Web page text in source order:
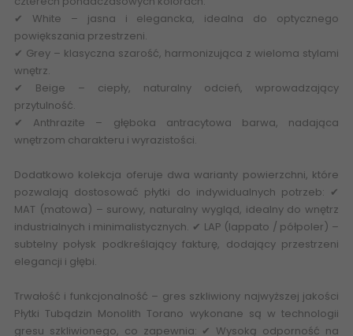
✔ White – jasna i elegancka, idealna do optycznego
powiększania przestrzeni.
✔ Grey – klasyczna szarość, harmonizująca z wieloma stylami
wnętrz.
✔ Beige – ciepły, naturalny odcień, wprowadzający
przytulność.
✔ Anthrazite – głęboka antracytowa barwa, nadająca
wnętrzom charakteru i wyrazistości.
Dodatkowo kolekcja oferuje dwa warianty powierzchni, które
pozwalają dostosować płytki do indywidualnych potrzeb: ✔
MAT (matowa) – surowy, naturalny wygląd, idealny do wnętrz
industrialnych i minimalistycznych. ✔ LAP (lappato / półpoler) –
subtelny połysk podkreślający fakturę, dodający przestrzeni
elegancji i głębi.
Trwałość i funkcjonalność – gres szkliwiony najwyższej jakości
Płytki Tubądzin Monolith Torano wykonane są w technologii
gresu szkliwionego, co zapewnia: ✔ Wysoką odporność na